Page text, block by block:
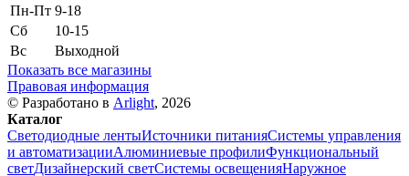
Пн-Пт 9-18
Сб
10-15
Вс
Выходной
Показать все магазины
Правовая информация
© Разработано в Arlight, 2026
Каталог
Светодиодные лентыИсточники питанияСистемы управления
и автоматизацииАлюминиевые профилиФункциональный
светДизайнерский светСистемы освещенияНаружное